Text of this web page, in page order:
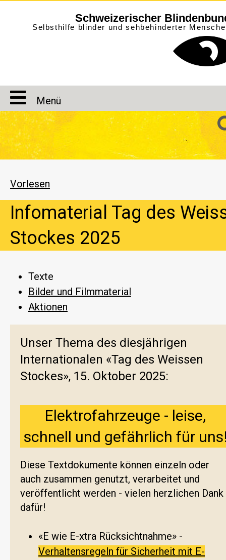
Schweizerischer
Selbsthilfe blinder und sehbehinderter
Menü
Vorlesen
Infomaterial Tag des
Stockes 2025
Texte
Bilder und Filmmaterial
Aktionen
Unser Thema des diesjährigen
Internationalen «Tag des Weissen
Stockes», 15. Oktober 2025:
Elektrofahrzeuge - leise,
schnell und gefährlich für
Diese Textdokumente können einzeln oder
auch zusammen genutzt, verarbeitet und
veröffentlicht werden - vielen herzlichen Dank
dafür!
«E wie E-xtra Rücksichtnahme» -
Verhaltensregeln für Sicherheit mit E-